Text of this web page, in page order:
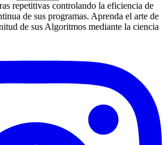
repetitivas controlando la eficiencia de
de sus programas. Aprenda el arte de
de sus Algoritmos mediante la ciencia